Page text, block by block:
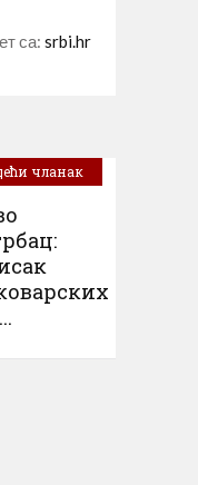
са: srbi.hr
чланак